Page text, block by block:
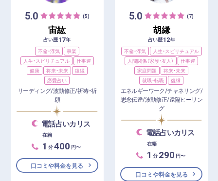
5.0 (5)
宙紘
占い歴17年
不倫・浮気
事業
人生・スピリチュアル
仕事運
健康
将来・未来
復縁
恋愛占い
リーディング/波動修正/祈祷・祈
願
電話占いカリス
在籍
1 分400 円〜
口コミや料金を見る
5.0 (7)
胡縁
占い歴12年
不倫・浮気
人生・スピリチュアル
人間関係（家族・友人）
仕事運
家庭問題
将来・未来
就職・転職
復縁
エネルギーワーク/チャネリング/
思念伝達/波動修正/遠隔ヒーリン
グ
電話占いカリス
在籍
1 分 290 円〜
口コミや料金を見る